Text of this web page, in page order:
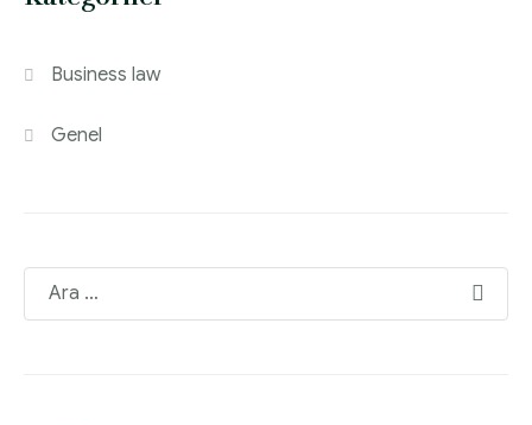
Business law
Genel